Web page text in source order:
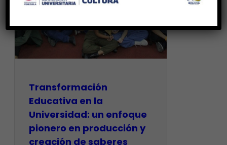
Transformación
Educativa en la
Universidad: un enfoque
pionero en producción y
creación de saberes